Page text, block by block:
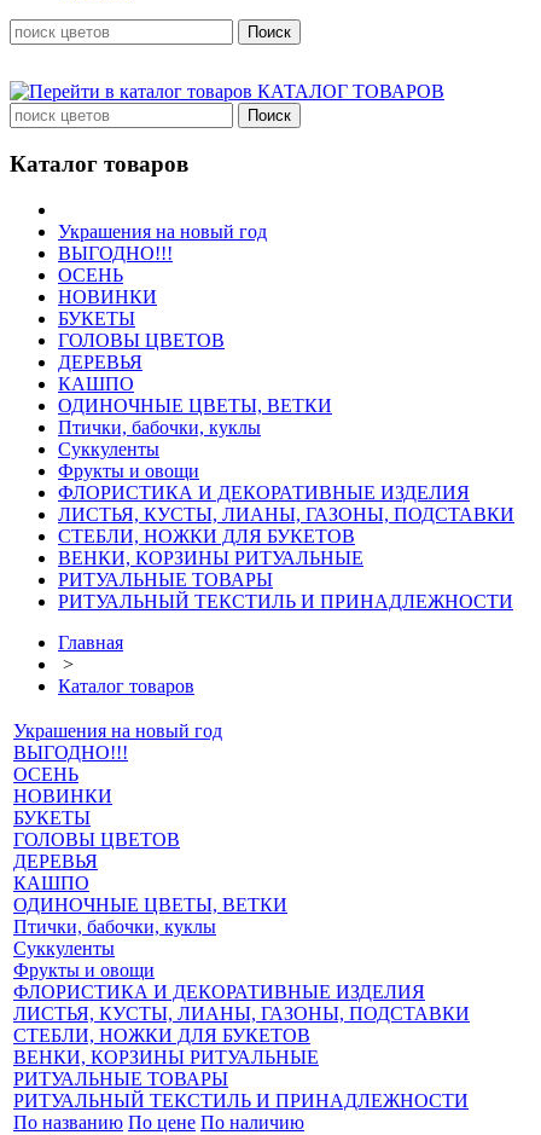
КАТАЛОГ ТОВАРОВ
Каталог товаров
Украшения на новый год
ВЫГОДНО!!!
ОСЕНЬ
НОВИНКИ
БУКЕТЫ
ГОЛОВЫ ЦВЕТОВ
ДЕРЕВЬЯ
КАШПО
ОДИНОЧНЫЕ ЦВЕТЫ, ВЕТКИ
Птички, бабочки, куклы
Суккуленты
Фрукты и овощи
ФЛОРИСТИКА И ДЕКОРАТИВНЫЕ ИЗДЕЛИЯ
ЛИСТЬЯ, КУСТЫ, ЛИАНЫ, ГАЗОНЫ, ПОДСТАВКИ
СТЕБЛИ, НОЖКИ ДЛЯ БУКЕТОВ
ВЕНКИ, КОРЗИНЫ РИТУАЛЬНЫЕ
РИТУАЛЬНЫЕ ТОВАРЫ
РИТУАЛЬНЫЙ ТЕКСТИЛЬ И ПРИНАДЛЕЖНОСТИ
Главная
>
Каталог товаров
Украшения на новый год
ВЫГОДНО!!!
ОСЕНЬ
НОВИНКИ
БУКЕТЫ
ГОЛОВЫ ЦВЕТОВ
ДЕРЕВЬЯ
КАШПО
ОДИНОЧНЫЕ ЦВЕТЫ, ВЕТКИ
Птички, бабочки, куклы
Суккуленты
Фрукты и овощи
ФЛОРИСТИКА И ДЕКОРАТИВНЫЕ ИЗДЕЛИЯ
ЛИСТЬЯ, КУСТЫ, ЛИАНЫ, ГАЗОНЫ, ПОДСТАВКИ
СТЕБЛИ, НОЖКИ ДЛЯ БУКЕТОВ
ВЕНКИ, КОРЗИНЫ РИТУАЛЬНЫЕ
РИТУАЛЬНЫЕ ТОВАРЫ
РИТУАЛЬНЫЙ ТЕКСТИЛЬ И ПРИНАДЛЕЖНОСТИ
По названию По цене По наличию